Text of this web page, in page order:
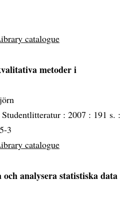
catalogue
metoder i
Studentlitteratur : 2007 : 191 s. :
3
catalogue
analysera statistiska data